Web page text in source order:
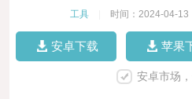
工具 时间：2024-04-13
安卓下载 苹果
安卓市场